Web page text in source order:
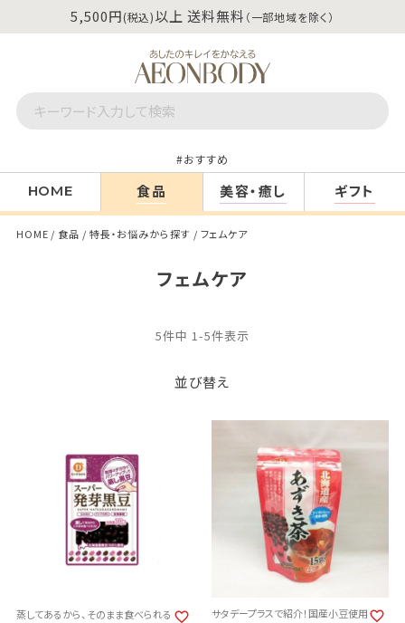
5,500円(税込)以上 送料無料 （一部地域を除く）
おすすめ
HOME 食品 美容・癒し ギフト
HOME 食品 特長・お悩みから探す フェムケア
フェムケア
並び替え
5件中 1 -5件表示
蒸してあるから、そのまま食べられる サタデープラスで紹介！国産小豆使用